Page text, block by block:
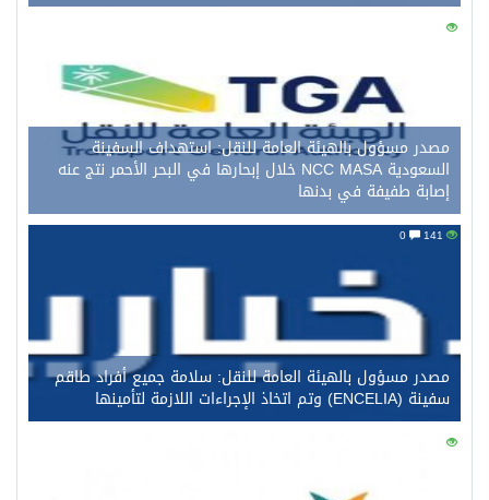
152
مصدر مسؤول بالهيئة العامة للنقل: استهداف السفينة
السعودية NCC MASA خلال إبحارها في البحر الأحمر نتج عنه
إصابة طفيفة في بدنها
مصدر مسؤول بالهيئة العامة للنقل: سلامة جميع أفراد طاقم
سفينة (ENCELIA) وتم اتخاذ الإجراءات اللازمة لتأمينها
123